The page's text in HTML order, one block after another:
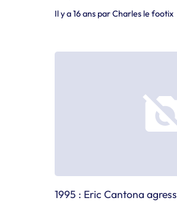
Il y a 16 ans parCharles le footix
1995 : Eric Cantona